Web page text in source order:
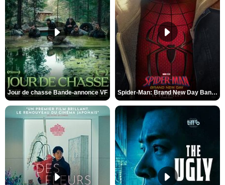
Jour de chasse Bande-annonce VF Spider-Man: Brand New Day Bande-annonce (3) VO STFR